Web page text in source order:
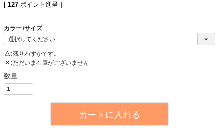
[ 127 ポイント進呈 ]
カラー サイズ
△ 残りわずかです。
✕ ただいま在庫がございません
カートに入れる